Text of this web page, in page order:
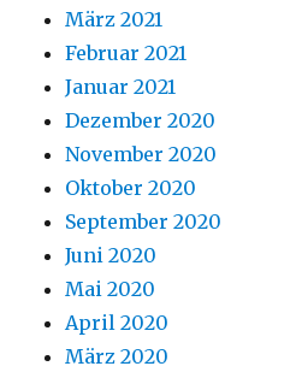
März 2021
Februar 2021
Januar 2021
Dezember 2020
November 2020
Oktober 2020
September 2020
Juni 2020
Mai 2020
April 2020
März 2020